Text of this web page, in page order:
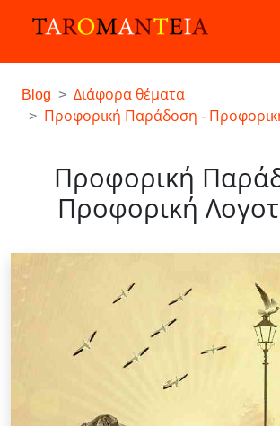
Blog
Διάφορα θέματα
Προφορική Παράδοση -
Προφορική
Προφορική